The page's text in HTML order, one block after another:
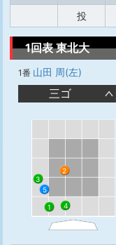
投
1回表 東北大
1番 山田 周(左)
三ゴ
1
2
3
4
5